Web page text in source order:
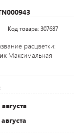
Код товара: 307687
расцветки:
Максимальная